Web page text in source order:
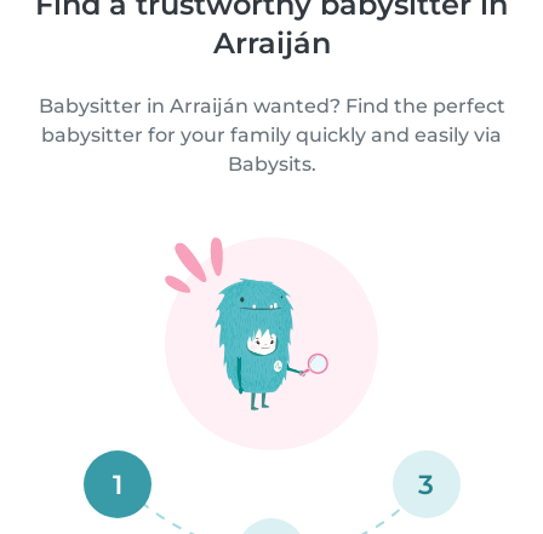
Arraiján
Babysitter in Arraiján wanted? Find the perfect
babysitter for your family quickly and easily via
Babysits.
1 3